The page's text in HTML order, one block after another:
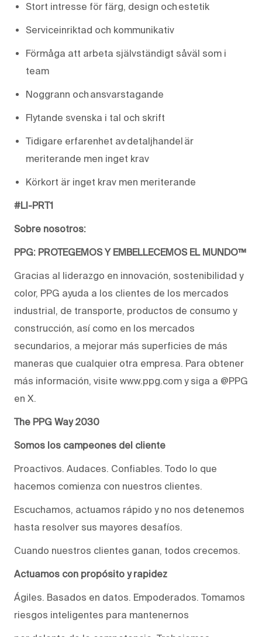
Stort intresse för färg, design och estetik
Serviceinriktad och kommunikativ
Förmåga att arbeta självständigt såväl som i
team
Noggrann och ansvarstagande
Flytande svenska i tal och skrift
Tidigare erfarenhet av detaljhandel är
meriterande men inget krav
Körkort är inget krav men meriterande
#LI-PRT1
Sobre nosotros:
PPG: PROTEGEMOS Y EMBELLECEMOS EL MUNDO™
Gracias al liderazgo en innovación, sostenibilidad y
color, PPG ayuda a los clientes de los mercados
industrial, de transporte, productos de consumo y
construcción, así como en los mercados
secundarios, a mejorar más superficies de más
maneras que cualquier otra empresa. Para obtener
más información, visite www.ppg.com y siga a @PPG
en X.
The PPG Way 2030
Somos los campeones del cliente
Proactivos. Audaces. Confiables. Todo lo que
hacemos comienza con nuestros clientes.
Escuchamos, actuamos rápido y no nos detenemos
hasta resolver sus mayores desafíos.
Cuando nuestros clientes ganan, todos crecemos.
Actuamos con propósito y rapidez
Ágiles. Basados en datos. Empoderados. Tomamos
riesgos inteligentes para mantenernos